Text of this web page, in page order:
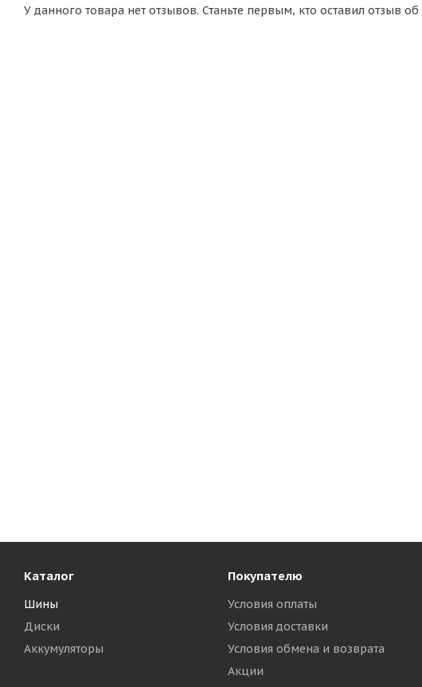
У данного товара нет отзывов. Станьте первым, кто оставил отзыв
Каталог
Шины
Диски
Аккумуляторы
Покупателю
Условия оплаты
Условия доставки
Условия обмена и возврата
Акции